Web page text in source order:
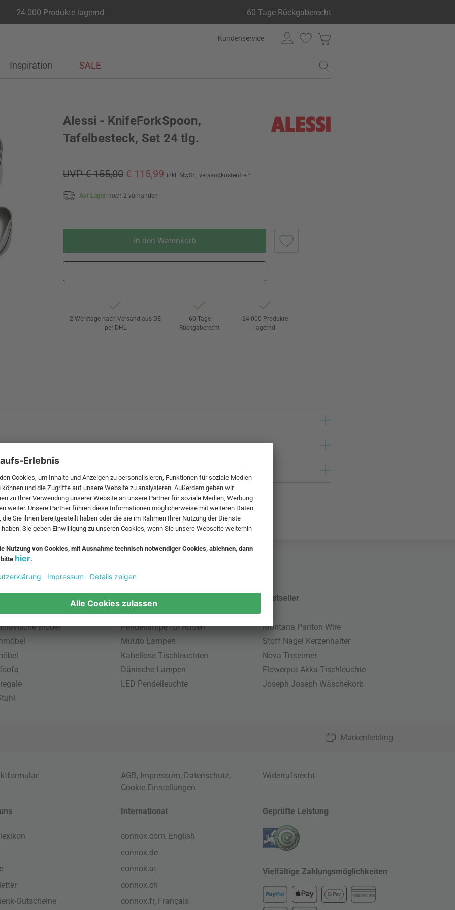
24.000 Produkte lagernd 60 Tage Rückgaberecht
Kundenservice
Inspiration SALE
Alessi - KnifeForkSpoon,
Tafelbesteck, Set 24 tlg.
UVP € 155,00 € 115,99 inkl. MwSt., versandkostenfrei*
Auf Lager, noch 2 vorhanden
In den Warenkorb
2 Werktage nach Versand aus DE
per DHL
60 Tage
Rückgaberecht
24.000 Produkte
lagernd
und zzgl.
Möbel
Beliebte Leuchten
Pendellampe für Außen
Muuto Lampen
Kabellose Tischleuchten
Dänische Lampen
LED Pendelleuchte
Bestseller
Montana Panton Wire
Stoff Nagel Kerzenhalter
Nova Treteimer
Flowerpot Akku Tischleuchte
Joseph Joseph Wäschekorb
Markenliebling
AGB, Impressum, Datenschutz,
Cookie-Einstellungen
Widerrufsrecht
Gutscheine
International
connox.com, English
connox.de
connox.at
connox.ch
connox.fr, Français
Geprüfte Leistung
Vielfältige Zahlungsmöglichkeiten
KREDITKARTE